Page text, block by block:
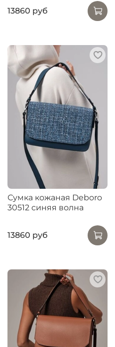
13860 руб
Сумка кожаная Deboro
30512 синяя волна
13860 руб